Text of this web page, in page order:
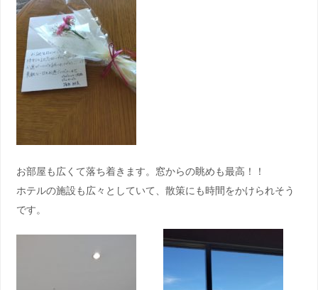
お部屋も広くて落ち着きます。窓からの眺めも最高！！
ホテルの施設も広々としていて、散策にも時間をかけられそう
です。